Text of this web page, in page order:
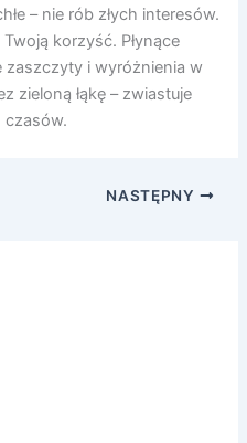
– nie rób złych interesów.
korzyść. Płynące
zaszczyty i wyróżnienia w
zieloną łąkę – zwiastuje
czasów.
NASTĘPNY